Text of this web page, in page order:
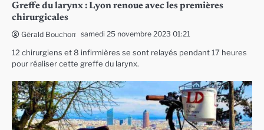
Greffe du larynx : Lyon renoue avec les premières
chirurgicales
Gérald Bouchon samedi 25 novembre 2023 01:21
12 chirurgiens et 8 infirmières se sont relayés pendant 17 heures
pour réaliser cette greffe du larynx.